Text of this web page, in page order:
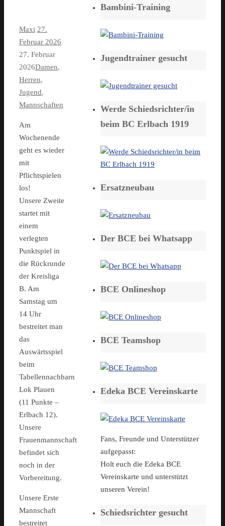
Maxi 27.
Februar 2026
27. Februar
2026Damen,
Herren,
Jugend,
Mannschaften
Am
Wochenende
geht es wieder
mit
Pflichtspielen
los!
Unsere Zweite
startet mit
einem
verlegten
Punktspiel in
die Rückrunde
der Kreisliga
B. Am
Samstag um
14 Uhr
bestreitet man
das
Auswärtsspiel
beim
Tabellennachbarn
Lok Plauen
(11 Punkte –
Erlbach 12).
Unsere
Frauenmannschaft
befindet sich
noch in der
Vorbereitung.
Unsere Erste
Mannschaft
bestreitet
Bambini-Training
Jugendtrainer gesucht
Werde Schiedsrichter/in
beim BC Erlbach 1919
Ersatzneubau
Der BCE bei Whatsapp
BCE Onlineshop
BCE Teamshop
Edeka BCE Vereinskarte
Fans, Freunde und Unterstützer
aufgepasst:
Holt euch die Edeka BCE
Vereinskarte und unterstützt
unseren Verein!
Schiedsrichter gesucht